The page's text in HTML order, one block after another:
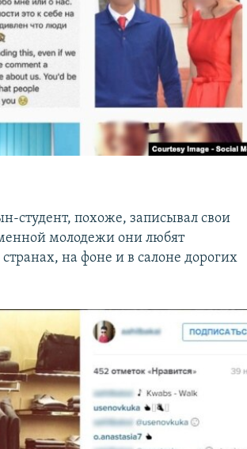
студент, похоже, записывал свои
молодежи они любят
на фоне и в салоне дорогих